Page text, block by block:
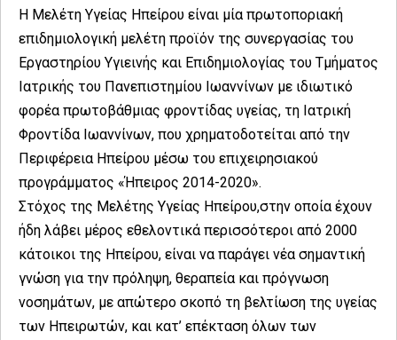
Η Μελέτη Υγείας Ηπείρου είναι μία πρωτοποριακή
επιδημιολογική μελέτη προϊόν της συνεργασίας του
Εργαστηρίου Υγιεινής και Επιδημιολογίας του Τμήματος
Ιατρικής του Πανεπιστημίου Ιωαννίνων με ιδιωτικό
φορέα πρωτοβάθμιας φροντίδας υγείας, τη Ιατρική
Φροντίδα Ιωαννίνων, που χρηματοδοτείται από την
Περιφέρεια Ηπείρου μέσω του επιχειρησιακού
προγράμματος «Ήπειρος 2014-2020».
Στόχος της Μελέτης Υγείας Ηπείρου,στην οποία έχουν
ήδη λάβει μέρος εθελοντικά περισσότεροι από 2000
κάτοικοι της Ηπείρου, είναι να παράγει νέα σημαντική
γνώση για την πρόληψη, θεραπεία και πρόγνωση
νοσημάτων, με απώτερο σκοπό τη βελτίωση της υγείας
των Ηπειρωτών, και κατ’ επέκταση όλων των